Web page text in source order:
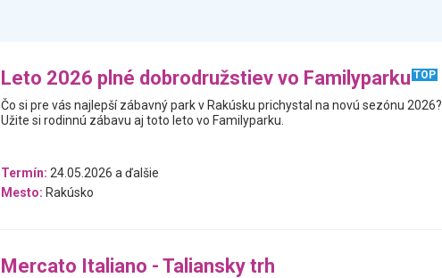
Leto 2026 plné dobrodružstiev vo Familyparku TOP
Čo si pre vás najlepší zábavný park v Rakúsku prichystal na novú sezónu 2026?
Užite si rodinnú zábavu aj toto leto vo Familyparku.
Termín: 24.05.2026 a ďalšie
Mesto: Rakúsko
Mercato Italiano - Taliansky trh